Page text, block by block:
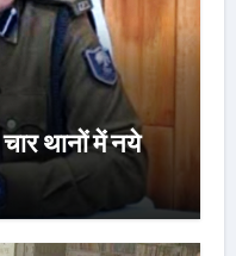
थानों में नये